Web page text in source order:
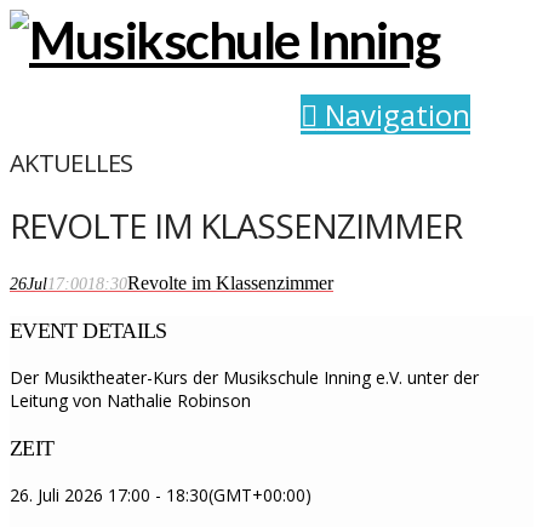
Navigation
AKTUELLES
REVOLTE IM KLASSENZIMMER
26Jul17:0018:30Revolte im Klassenzimmer
EVENT DETAILS
Der Musiktheater-Kurs der Musikschule Inning e.V. unter der
Leitung von Nathalie Robinson
ZEIT
26. Juli 2026 17:00 - 18:30(GMT+00:00)